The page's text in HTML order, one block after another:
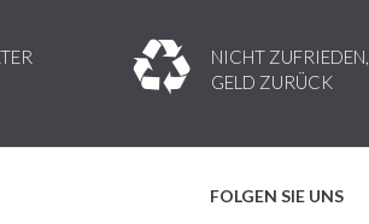
NICHT ZUFRIEDEN,
GELD ZURÜCK
FOLGEN SIE UNS